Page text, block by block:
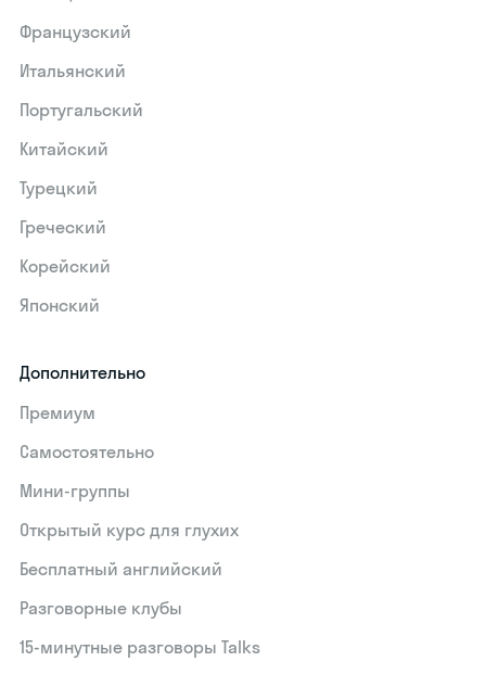
Французский
Итальянский
Португальский
Китайский
Турецкий
Греческий
Корейский
Японский
Дополнительно
Премиум
Самостоятельно
Мини-группы
Открытый курс для глухих
Бесплатный английский
Разговорные клубы
15‑минутные разговоры Talks